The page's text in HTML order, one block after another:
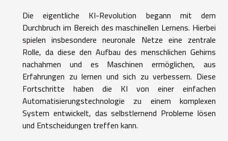
Die eigentliche KI-Revolution begann mit dem
Durchbruch im Bereich des maschinellen Lernens. Hierbei
spielen insbesondere neuronale Netze eine zentrale
Rolle, da diese den Aufbau des menschlichen Gehirns
nachahmen und es Maschinen ermöglichen, aus
Erfahrungen zu lernen und sich zu verbessern. Diese
Fortschritte haben die KI von einer einfachen
Automatisierungstechnologie zu einem komplexen
System entwickelt, das selbstlernend Probleme lösen
und Entscheidungen treffen kann.